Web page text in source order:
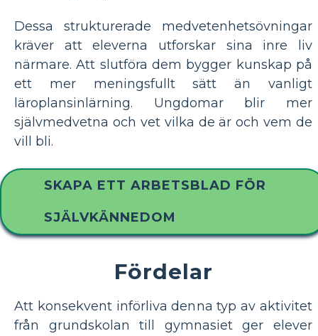
Dessa strukturerade medvetenhetsövningar
kräver att eleverna utforskar sina inre liv
närmare. Att slutföra dem bygger kunskap på
ett mer meningsfullt sätt än vanligt
läroplansinlärning. Ungdomar blir mer
självmedvetna och vet vilka de är och vem de
vill bli.
SKAPA ETT ARBETSBLAD FÖR
SJÄLVKÄNNEDOM
Fördelar
Att konsekvent införliva denna typ av aktivitet
från grundskolan till gymnasiet ger elever